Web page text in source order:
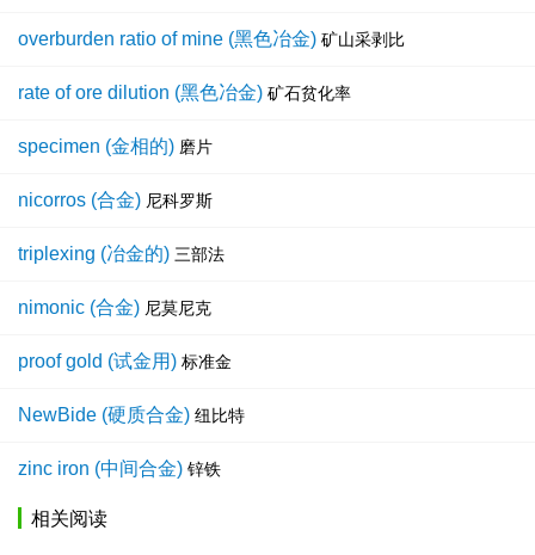
overburden ratio of mine (黑色冶金) 矿山采剥比
rate of ore dilution (黑色冶金) 矿石贫化率
specimen (金相的) 磨片
nicorros (合金) 尼科罗斯
triplexing (冶金的) 三部法
nimonic (合金) 尼莫尼克
proof gold (试金用) 标准金
NewBide (硬质合金) 纽比特
zinc iron (中间合金) 锌铁
相关阅读